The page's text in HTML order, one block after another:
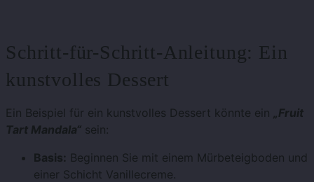
Schritt-für-Schritt-Anleitung: Ein
kunstvolles Dessert
Ein Beispiel für ein kunstvolles Dessert könnte ein
„Fruit
Tart Mandala“ sein:
Basis: Beginnen Sie mit einem Mürbeteigboden und
einer Schicht Vanillecreme.